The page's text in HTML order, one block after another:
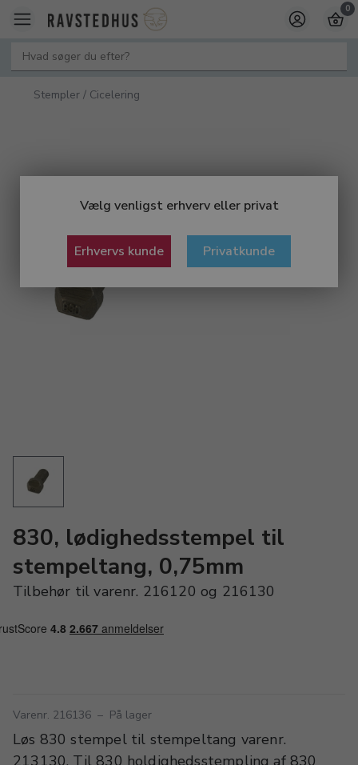
Vælg venligst erhverv eller privat
Erhvervs kunde Privatkunde
0
Stempler / Cicelering
830, lødighedsstempel til
stempeltang, 0,75mm
Tilbehør til varenr. 216120 og 216130
Varenr. 216136 – På lager
Løs 830 stempel til stempeltang varenr.
213130. Til 830 holdighedsstempling af 830